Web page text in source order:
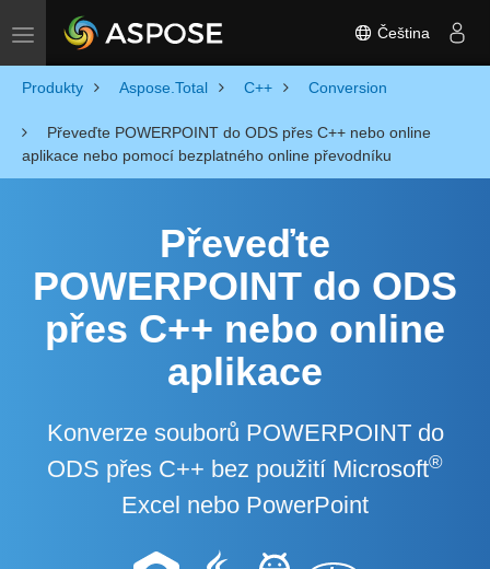
Toggle navigation Čeština
Produkty Aspose.Total C++ Conversion
Převeďte POWERPOINT do ODS přes C++ nebo online
aplikace nebo pomocí bezplatného online převodníku
Převeďte
POWERPOINT do ODS
přes C++ nebo online
aplikace
Konverze souborů POWERPOINT do
ODS přes C++ bez použití Microsoft®
Excel nebo PowerPoint